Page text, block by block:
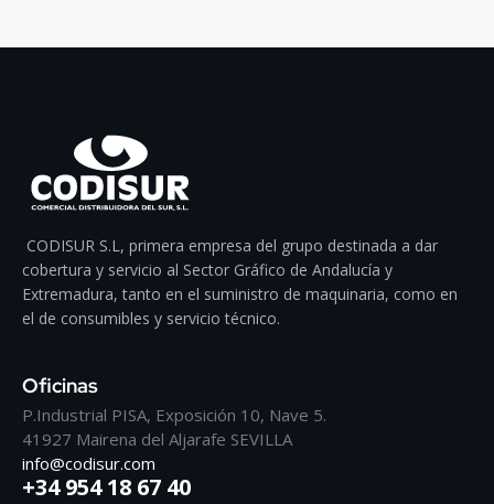
CODISUR S.L, primera empresa del grupo destinada a dar
cobertura y servicio al Sector Gráfico de Andalucía y
Extremadura, tanto en el suministro de maquinaria, como en
el de consumibles y servicio técnico.
Oficinas
P.Industrial PISA, Exposición 10, Nave 5.
41927 Mairena del Aljarafe SEVILLA
info@codisur.com
+34 954 18 67 40